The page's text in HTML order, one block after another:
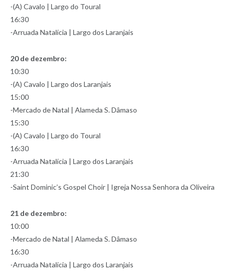
-(A) Cavalo | Largo do Toural
16:30
-Arruada Natalícia | Largo dos Laranjais
20 de dezembro:
10:30
-(A) Cavalo | Largo dos Laranjais
15:00
-Mercado de Natal | Alameda S. Dâmaso
15:30
-(A) Cavalo | Largo do Toural
16:30
-Arruada Natalícia | Largo dos Laranjais
21:30
-Saint Dominic’s Gospel Choir | Igreja Nossa Senhora da Oliveira
21 de dezembro:
10:00
-Mercado de Natal | Alameda S. Dâmaso
16:30
-Arruada Natalícia | Largo dos Laranjais